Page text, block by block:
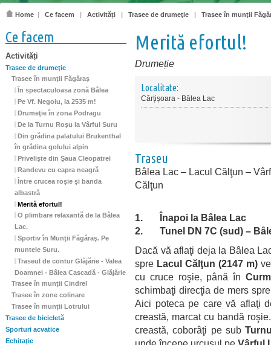
Home | Ce facem | Activități | Trasee de drumeţie | Trasee în munţii
Ce facem
Activități
Trasee de drumeţie
Trasee în munţii Făgăraş
În spectaculoasa zonă Bâlea
Pe Vf. Negoiu, la 2535 m!
Drumeţie în zona Podragu
De la Turnu Roşu la Vârful Suru
Din grădina palatului Brukenthal
în grădina golului alpin
Privelişte din Şaua Cleopatrei
Randevu cu capra neagră
Între crucea roşie şi banda
albastră
Merită efortul!
O plimbare relaxantă de la Bâlea
Lac.
Sportiv în Munţii Făgăraş. Pe
muntele Suru.
Traseul de contur Glăjărie - Valea
Doamnei - Bâlea Cascadă - Glăjărie
Trasee în munţii Cindrel
Trasee în zone colinare
Trasee în munții Lotrului
Trasee de bicicletă
Sporturi acvatice
Echitaţie
Merită efortul!
Drumeție
Localitate:
Cârțișoara - Bâlea Lac
Traseu
Bâlea Lac – Lacul Călţun –
Călţun
1. Înapoi la Bâlea Lac
2. Tunel DN 7C (sud) – B
Dacă vă aflaţi deja la Bâlea
spre Lacul Călţun (2147 m)
cu cruce roşie, până în
schimbaţi direcţia de mers
Aici poteca pe care vă aflaţi
creastă, marcat cu bandă
creastă, coborâţi pe sub